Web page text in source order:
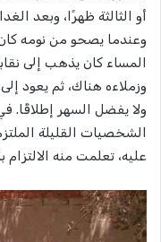
أو الثالثة ظهرًا، وبعد
وعندما يصحو من نومه كان
المساء كان يذهب إلى
وزملاءه هناك، ثم يعود
ولا يفضل السهر إطلاقًا.
الشخصيات القليلة
عليه، تعلمت منه الالتزام